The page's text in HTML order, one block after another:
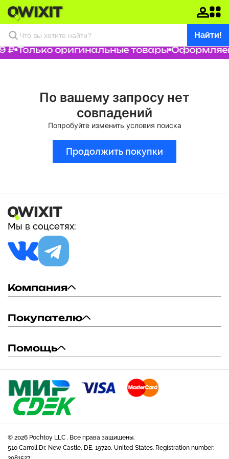
Найти!
₽ Только оригинальные товары Оформляем
По вашему запросу нет
совпадений
Попробуйте изменить условия поиска
Продолжить покупки
Мы в соцсетях:
Компания
Покупателю
Помощь
© 2026 Pochtoy LLC . Все права защищены.
510 Carroll Dr, New Castle, DE, 19720, United States. Registration number: